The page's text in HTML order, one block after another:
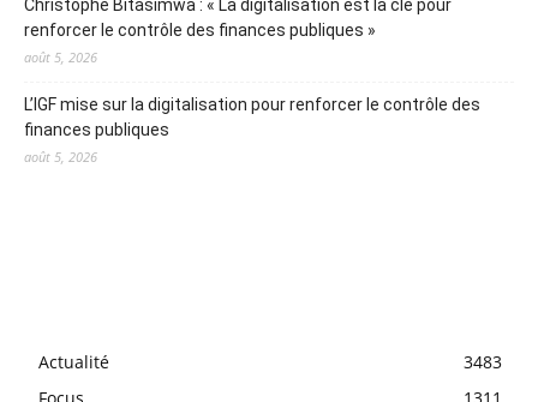
Christophe Bitasimwa : « La digitalisation est la clé pour
renforcer le contrôle des finances publiques »
août 5, 2026
L’IGF mise sur la digitalisation pour renforcer le contrôle des
finances publiques
août 5, 2026
Actualité
3483